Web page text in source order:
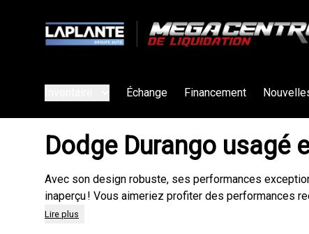
Échange Financement
Dodge Durango usagé
Avec son design robuste, ses performances
inaperçu ! Vous aimeriez profiter des performances
Lire plus